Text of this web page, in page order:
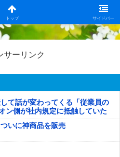
トップ サイドバー
サーリンク
て話が変わってくる「従業員の
ン側が社内規定に抵触していた
いに神商品を販売